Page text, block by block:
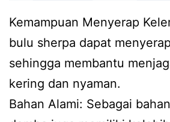
Kemampuan Menyerap
bulu sherpa dapat
sehingga membantu
kering dan nyaman.
Bahan Alami: Sebagai